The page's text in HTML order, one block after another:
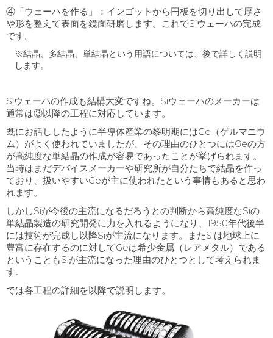
④「ウェーハを作る」：インゴットから円板を切り出して厚さ
や形を整えて表面を鏡面研磨します。これでSiウェーハの完成
です。
※結晶、多結晶、単結晶という用語については、後で詳しく説明
します。
Siウェーハの作成も結構大変ですね。 Siウェーハのメーカーは
通常は③以降の工程に対応しています。
既にお話ししたように半導体産業の黎明期にはGe （ゲルマニウ
ム）がよく使われていましたが、その理由のひとつにはGeの方
が高純度な単結晶の作成が容易であったことが挙げられます。
当時はまだデバイスメーカーや研究所が自分たちで結晶を作っ
ており、扱いやすいGeが主に使われたという事情もあると思わ
れます。
しかしSiが今後の主流になるだろうとの判断から高純度なSiの
単結晶製造の研究開発に力を入れるようになり、 1950年代後半
には技術が完成し以降Siが主流になります。またSiは地球上に
豊富に存在するのに対してGeは希少金属（レアメタル）である
ということもSiが主流になった理由のひとつとして考えられま
す。
では各工程の詳細を以降で説明します。